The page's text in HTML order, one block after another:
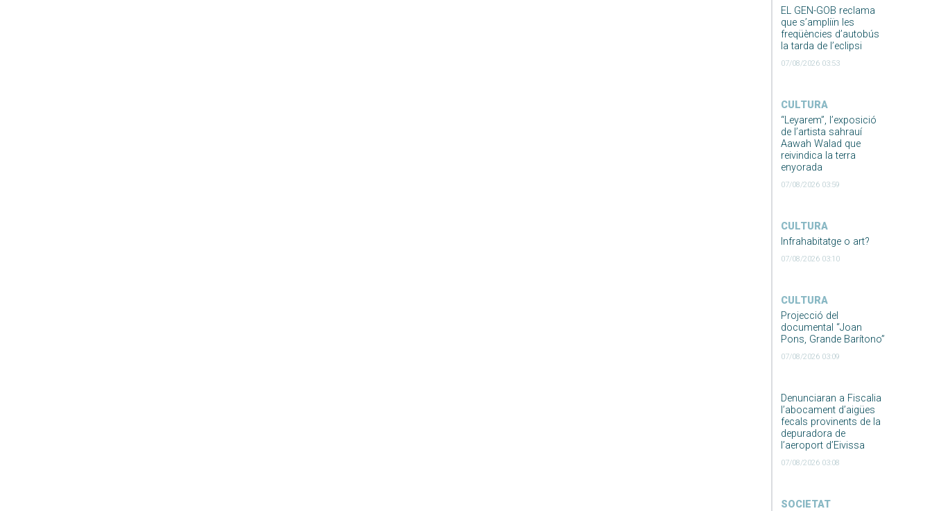
EL GEN-GOB reclama
que s’ampliïn les
freqüències d’autobús
la tarda de l’eclipsi
07/08/2026 03:53
CULTURA
“Leyarem”, l’exposició
de l’artista sahrauí
Aawah Walad que
reivindica la terra
enyorada
07/08/2026 03:59
CULTURA
Infrahabitatge o art?
07/08/2026 03:10
CULTURA
Projecció del
documental “Joan
Pons, Grande Barítono”
07/08/2026 03:09
Denunciaran a Fiscalia
l’abocament d’aigües
fecals provinents de la
depuradora de
l’aeroport d’Eivissa
07/08/2026 03:08
SOCIETAT